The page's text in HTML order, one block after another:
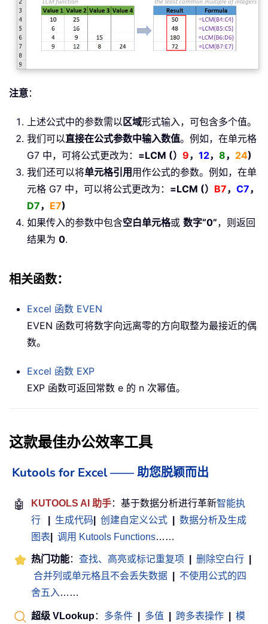
注意：
上述公式中的参数需以区域形式输入，可包含多个值。
我们可以直接在公式参数中输入数值。例如，在单元格
G7 中，可将公式更改为： =LCM (） 9， 12， 8， 24)
我们还可以将单元格引用用作公式的参数。例如，在单
元格 G7 中，可以将公式更改为： =LCM (） B7， C7，
D7， E7)
如果传入的参数中包含空白单元格或 数字“0”，则返回
结果为 0.
相关函数：
Excel 函数 EVEN
EVEN 函数可将数字向远离零的方向取整为最接近的偶
数。
Excel 函数 EXP
EXP 函数可返回常数 e 的 n 次幂值。
这款最佳办公效率工具
Kutools for Excel —— 助您脱颖而出
🤖 KUTOOLS AI 助手：基于数据分析进行革新智能执
行
生成代码 创建自定义公式
数据分析及生成
图表
调用 Kutools Functions……
热门功能： 查找、高亮或标记重复项 删除空白行
合并列或单元格且不会丢失数据
不使用公式的四
舍五入 ……
超级 VLookup： 多条件 多值 跨多表操作
模